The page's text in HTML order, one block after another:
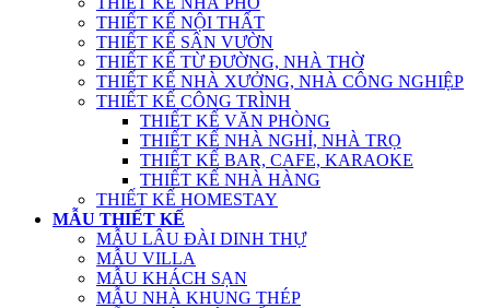
THIẾT KẾ NỘI THẤT
THIẾT KẾ SÂN VƯỜN
THIẾT KẾ TỪ ĐƯỜNG, NHÀ THỜ
THIẾT KẾ NHÀ XƯỞNG, NHÀ CÔNG NGHIỆP
THIẾT KẾ CÔNG TRÌNH
THIẾT KẾ VĂN PHÒNG
THIẾT KẾ NHÀ NGHỈ, NHÀ TRỌ
THIẾT KẾ BAR, CAFE, KARAOKE
THIẾT KẾ NHÀ HÀNG
THIẾT KẾ HOMESTAY
MẪU THIẾT KẾ
MẪU LÂU ĐÀI DINH THỰ
MẪU VILLA
MẪU KHÁCH SẠN
MẪU NHÀ KHUNG THÉP